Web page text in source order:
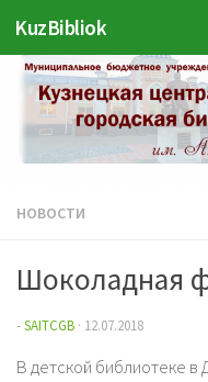
Перейти к
KuzBibliok
НОВОСТИ
Шоколадная
-SAITCGB · 12.07.2018
В детской библиотеке